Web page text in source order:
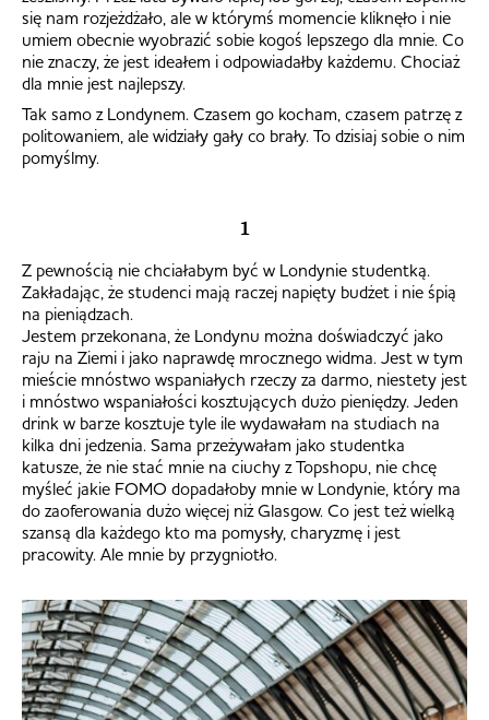
się nam rozjeżdżało, ale w którymś momencie kliknęło i nie
umiem obecnie wyobrazić sobie kogoś lepszego dla mnie. Co
nie znaczy, że jest ideałem i odpowiadałby każdemu. Chociaż
dla mnie jest najlepszy.
Tak samo z Londynem. Czasem go kocham, czasem patrzę z
politowaniem, ale widziały gały co brały. To dzisiaj sobie o nim
pomyślmy.
1
Z pewnością nie chciałabym być w Londynie studentką.
Zakładając, że studenci mają raczej napięty budżet i nie śpią
na pieniądzach.
Jestem przekonana, że Londynu można doświadczyć jako
raju na Ziemi i jako naprawdę mrocznego widma. Jest w tym
mieście mnóstwo wspaniałych rzeczy za darmo, niestety jest
i mnóstwo wspaniałości kosztujących dużo pieniędzy. Jeden
drink w barze kosztuje tyle ile wydawałam na studiach na
kilka dni jedzenia. Sama przeżywałam jako studentka
katusze, że nie stać mnie na ciuchy z Topshopu, nie chcę
myśleć jakie FOMO dopadałoby mnie w Londynie, który ma
do zaoferowania dużo więcej niż Glasgow. Co jest też wielką
szansą dla każdego kto ma pomysły, charyzmę i jest
pracowity. Ale mnie by przygniotło.